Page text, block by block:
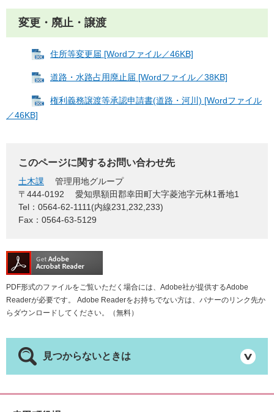
変更・廃止・譲渡
住所等変更届 [Wordファイル／46KB]
道路・水路占用廃止届 [Wordファイル／38KB]
権利義務譲渡等承認申請書(道路・河川) [Wordファイル
／46KB]
このページに関するお問い合わせ先
土木課
管理用地グループ
〒444-0192
愛知県額田郡幸田町大字菱池字元林1番地1
Tel：0564-62-1111(内線231,232,233)
Fax：0564-63-5129
PDF形式のファイルをご覧いただく場合には、Adobe社が提供するAdobe
Readerが必要です。
Adobe Readerをお持ちでない方は、バナーのリンク先か
らダウンロードしてください。（無料）
見つからないときは